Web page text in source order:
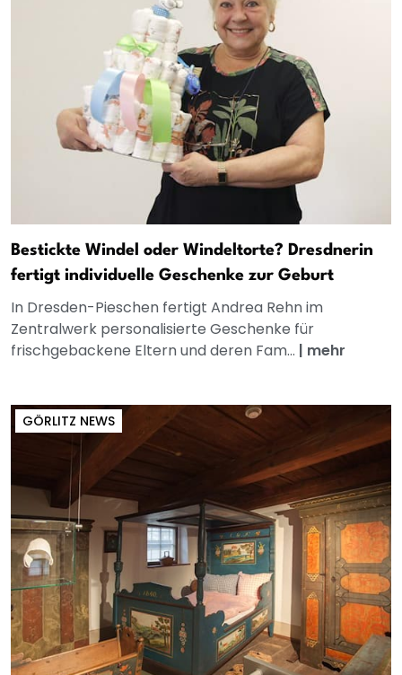
Bestickte Windel oder Windeltorte? Dresdnerin
fertigt individuelle Geschenke zur Geburt
In Dresden-Pieschen fertigt Andrea Rehn im
Zentralwerk personalisierte Geschenke für
frischgebackene Eltern und deren Fam... | mehr
GÖRLITZ NEWS